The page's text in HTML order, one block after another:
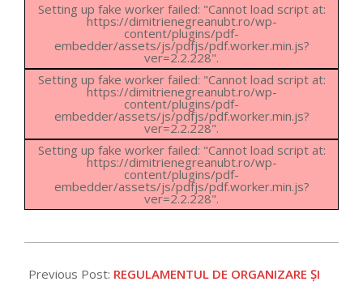
Setting up fake worker failed: "Cannot load script at:
https://dimitrienegreanubt.ro/wp-
content/plugins/pdf-
embedder/assets/js/pdfjs/pdf.worker.min.js?
ver=2.2.228".
Setting up fake worker failed: "Cannot load script at:
https://dimitrienegreanubt.ro/wp-
content/plugins/pdf-
embedder/assets/js/pdfjs/pdf.worker.min.js?
ver=2.2.228".
Setting up fake worker failed: "Cannot load script at:
https://dimitrienegreanubt.ro/wp-
content/plugins/pdf-
embedder/assets/js/pdfjs/pdf.worker.min.js?
ver=2.2.228".
11-
Previous Post: REGULAMENTUL DE ORGANIZARE ȘI